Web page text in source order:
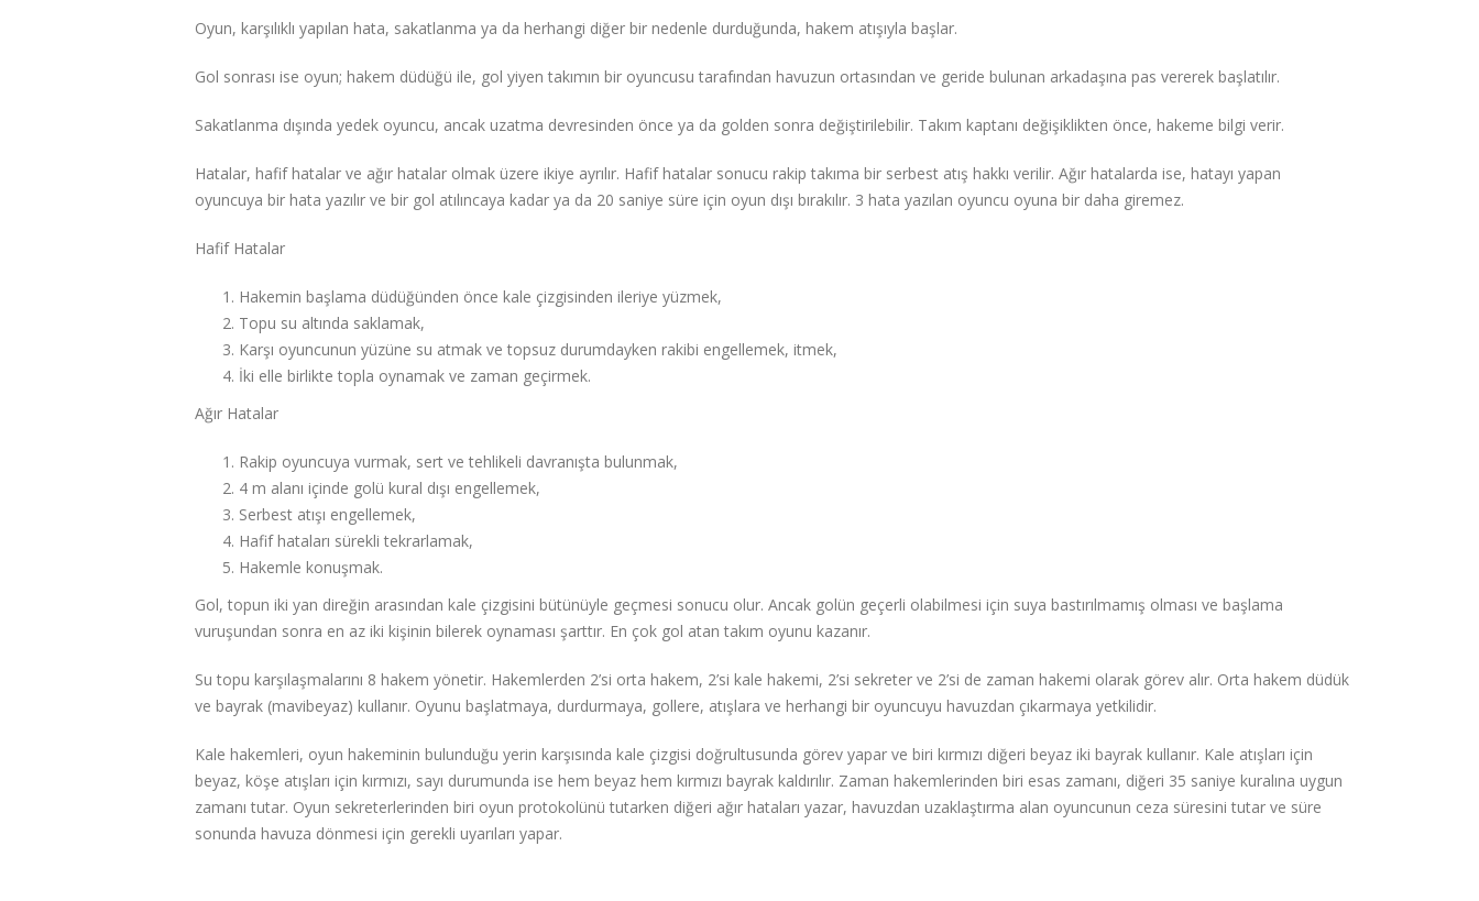
Oyun, karşılıklı yapılan hata, sakatlanma ya da herhangi diğer bir nedenle durduğunda, hakem atışıyla başlar.
Gol sonrası ise oyun; hakem düdüğü ile, gol yiyen takımın bir oyuncusu tarafından havuzun ortasından ve geride bulunan arkadaşına pas vererek başlatılır.
Sakatlanma dışında yedek oyuncu, ancak uzatma devresinden önce ya da golden sonra değiştirilebilir. Takım kaptanı değişiklikten önce, hakeme bilgi verir.
Hatalar, hafif hatalar ve ağır hatalar olmak üzere ikiye ayrılır. Hafif hatalar sonucu rakip takıma bir serbest atış hakkı verilir. Ağır hatalarda ise, hatayı yapan
oyuncuya bir hata yazılır ve bir gol atılıncaya kadar ya da 20 saniye süre için oyun dışı bırakılır. 3 hata yazılan oyuncu oyuna bir daha giremez.
Hafif Hatalar
Hakemin başlama düdüğünden önce kale çizgisinden ileriye yüzmek,
Topu su altında saklamak,
Karşı oyuncunun yüzüne su atmak ve topsuz durumdayken rakibi engellemek, itmek,
İki elle birlikte topla oynamak ve zaman geçirmek.
Ağır Hatalar
Rakip oyuncuya vurmak, sert ve tehlikeli davranışta bulunmak,
4 m alanı içinde golü kural dışı engellemek,
Serbest atışı engellemek,
Hafif hataları sürekli tekrarlamak,
Hakemle konuşmak.
Gol, topun iki yan direğin arasından kale çizgisini bütünüyle geçmesi sonucu olur. Ancak golün geçerli olabilmesi için suya bastırılmamış olması ve başlama
vuruşundan sonra en az iki kişinin bilerek oynaması şarttır. En çok gol atan takım oyunu kazanır.
Su topu karşılaşmalarını 8 hakem yönetir. Hakemlerden 2’si orta hakem, 2’si kale hakemi, 2’si sekreter ve 2’si de zaman hakemi olarak görev alır. Orta hakem düdük
ve bayrak (mavibeyaz) kullanır. Oyunu başlatmaya, durdurmaya, gollere, atışlara ve herhangi bir oyuncuyu havuzdan çıkarmaya yetkilidir.
Kale hakemleri, oyun hakeminin bulunduğu yerin karşısında kale çizgisi doğrultusunda görev yapar ve biri kırmızı diğeri beyaz iki bayrak kullanır. Kale atışları için
beyaz, köşe atışları için kırmızı, sayı durumunda ise hem beyaz hem kırmızı bayrak kaldırılır. Zaman hakemlerinden biri esas zamanı, diğeri 35 saniye kuralına uygun
zamanı tutar. Oyun sekreterlerinden biri oyun protokolünü tutarken diğeri ağır hataları yazar, havuzdan uzaklaştırma alan oyuncunun ceza süresini tutar ve süre
sonunda havuza dönmesi için gerekli uyarıları yapar.